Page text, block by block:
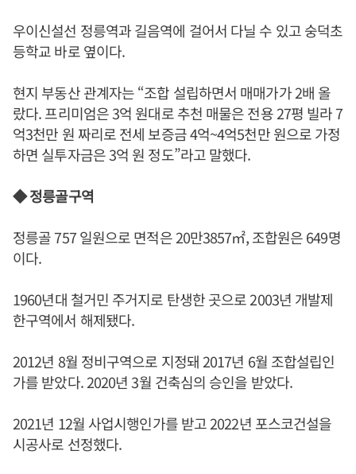
우이신설선 정릉역과 길음역에 걸어서 다닐 수 있고 숭덕초
등학교 바로 옆이다.
현지 부동산 관계자는 “조합 설립하면서 매매가가 2배 올
랐다. 프리미엄은 3억 원대로 추천 매물은 전용 27평 빌라 7
억3천만 원 짜리로 전세 보증금 4억~4억5천만 원으로 가정
하면 실투자금은 3억 원 정도”라고 말했다.
◆ 정릉골구역
정릉골 757 일원으로 면적은 20만3857㎡, 조합원은 649명
이다.
1960년대 철거민 주거지로 탄생한 곳으로 2003년 개발제
한구역에서 해제됐다.
2012년 8월 정비구역으로 지정돼 2017년 6월 조합설립인
가를 받았다. 2020년 3월 건축심의 승인을 받았다.
2021년 12월 사업시행인가를 받고 2022년 포스코건설을
시공사로 선정했다.